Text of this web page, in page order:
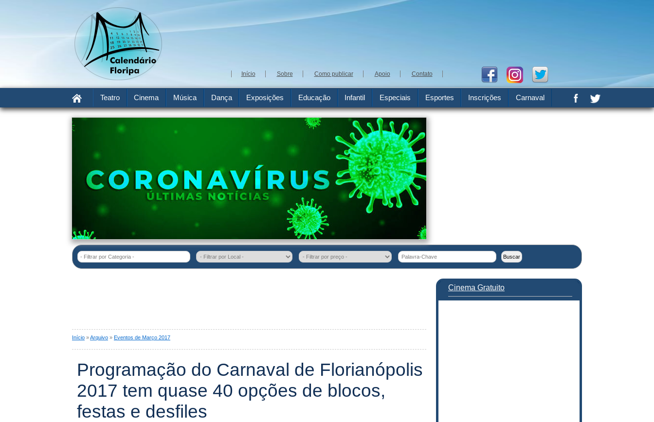
Início Sobre Como publicar Apoio Contato
Teatro Cinema Música Dança Exposições Educação Infantil Especiais Esportes Inscrições Carnaval
- Filtrar por Categoria -
Início »Arquivo » Eventos de Março 2017
Programação do Carnaval de Florianópolis
2017 tem quase 40 opções de blocos,
festas e desfiles
Cinema Gratuito